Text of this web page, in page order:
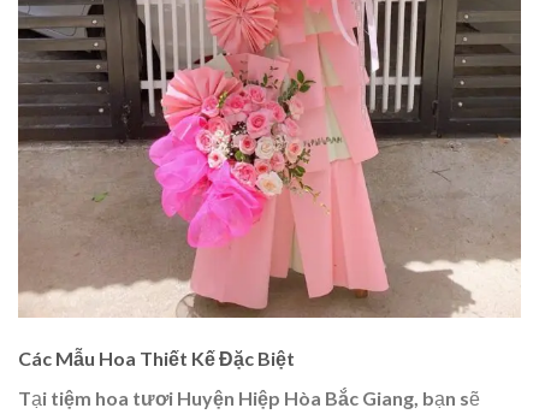
Các Mẫu Hoa Thiết Kế Đặc Biệt
Tại tiệm hoa tươi Huyện Hiệp Hòa Bắc Giang, bạn sẽ